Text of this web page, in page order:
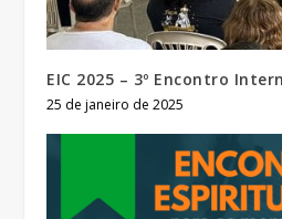
EIC 2025 – 3º Encontro
25 de janeiro de 2025